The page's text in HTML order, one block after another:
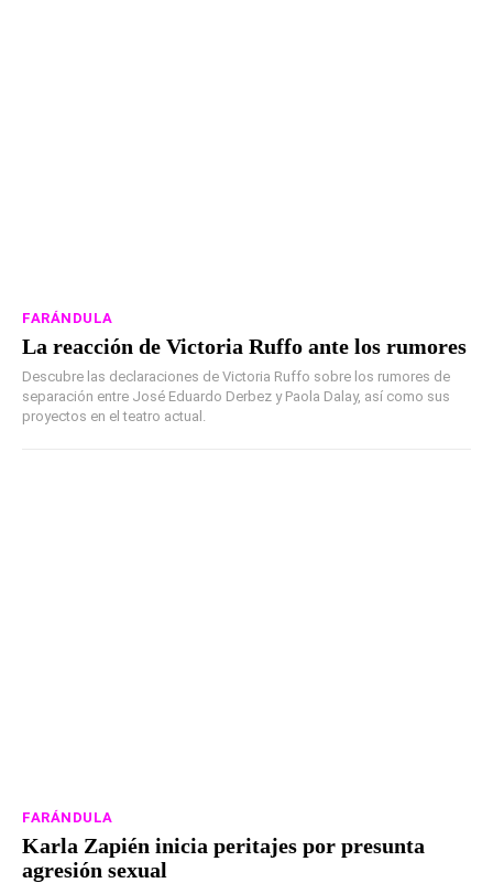
FARÁNDULA
La reacción de Victoria Ruffo ante los rumores
Descubre las declaraciones de Victoria Ruffo sobre los rumores de
separación entre José Eduardo Derbez y Paola Dalay, así como sus
proyectos en el teatro actual.
FARÁNDULA
Karla Zapién inicia peritajes por presunta
agresión sexual